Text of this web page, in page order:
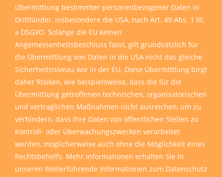
Übermittlung bestimmter personenbezogener Daten in
Drittländer, insbesondere die USA, nach Art. 49 Abs. 1 lit.
a DSGVO. Solange die EU keinen
Angemessenheitsbeschluss fasst, gilt grundsätzlich für
die Übermittlung von Daten in die USA nicht das gleiche
Sicherheitsniveau wie in der EU. Diese Übermittlung birgt
daher Risiken, wie beispielsweise, dass die für die
Übermittlung getroffenen technischen, organisatorischen
und vertraglichen Maßnahmen nicht ausreichen, um zu
verhindern, dass Ihre Daten von öffentlichen Stellen zu
Kontroll- oder Überwachungszwecken verarbeitet
werden, möglicherweise auch ohne die Möglichkeit eines
Rechtsbehelfs. Mehr Informationen erhalten Sie in
unseren Weiterführende Informationen zum Datenschutz